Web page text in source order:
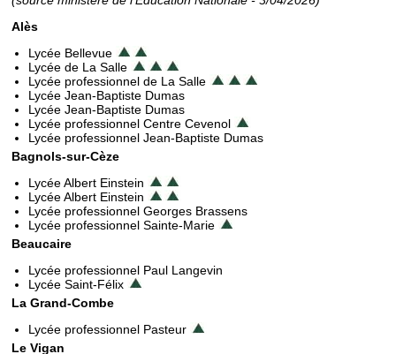
Alès
Lycée Bellevue
Lycée de La Salle
Lycée professionnel de La Salle
Lycée Jean-Baptiste Dumas
Lycée Jean-Baptiste Dumas
Lycée professionnel Centre Cevenol
Lycée professionnel Jean-Baptiste Dumas
Bagnols-sur-Cèze
Lycée Albert Einstein
Lycée Albert Einstein
Lycée professionnel Georges Brassens
Lycée professionnel Sainte-Marie
Beaucaire
Lycée professionnel Paul Langevin
Lycée Saint-Félix
La Grand-Combe
Lycée professionnel Pasteur
Le Vigan